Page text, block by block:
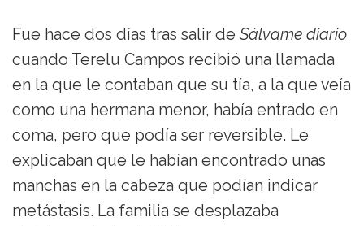
Fue hace dos días tras salir de Sálvame diario
cuando Terelu Campos recibió una llamada
en la que le contaban que su tía, a la que veía
como una hermana menor, había entrado en
coma, pero que podía ser reversible. Le
explicaban que le habían encontrado unas
manchas en la cabeza que podían indicar
metástasis. La familia se desplazaba